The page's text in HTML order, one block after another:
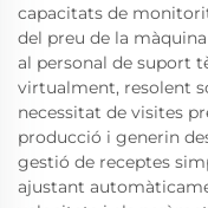
capacitats de
del preu de la
al personal de suport
virtualment, resolent
necessitat de visites
producció i generin
gestió de receptes
ajustant